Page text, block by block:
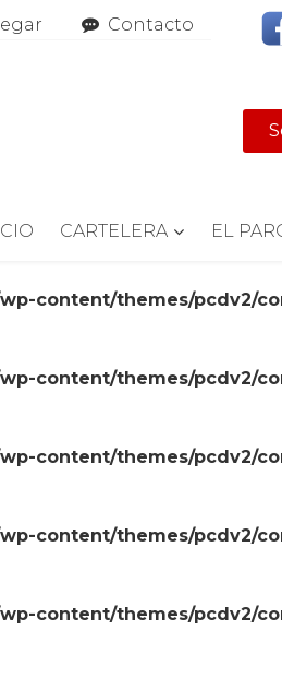
Contacto
CARTELERA EL
content/themes/pcdv2/
content/themes/pcdv2/
content/themes/pcdv2/
content/themes/pcdv2/
content/themes/pcdv2/